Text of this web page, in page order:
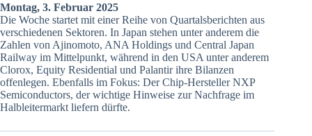
Montag, 3. Februar 2025
Die Woche startet mit einer Reihe von Quartalsberichten aus
verschiedenen Sektoren. In Japan stehen unter anderem die
Zahlen von Ajinomoto, ANA Holdings und Central Japan
Railway im Mittelpunkt, während in den USA unter anderem
Clorox, Equity Residential und Palantir ihre Bilanzen
offenlegen. Ebenfalls im Fokus: Der Chip-Hersteller NXP
Semiconductors, der wichtige Hinweise zur Nachfrage im
Halbleitermarkt liefern dürfte.